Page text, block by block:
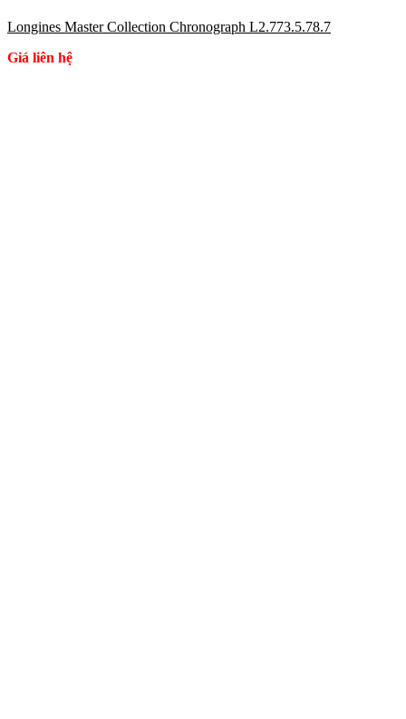
Longines Master Collection Chronograph L2.773.5.78.7
Giá liên hệ